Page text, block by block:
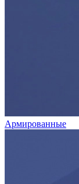
Армированные